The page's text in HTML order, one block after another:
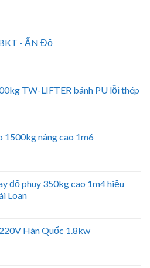
- ẤN Độ
TW-LIFTER bánh PU lỗi thép
1500kg nâng cao 1m6
đổ phuy 350kg cao 1m4 hiệu
Loan
Hàn Quốc 1.8kw